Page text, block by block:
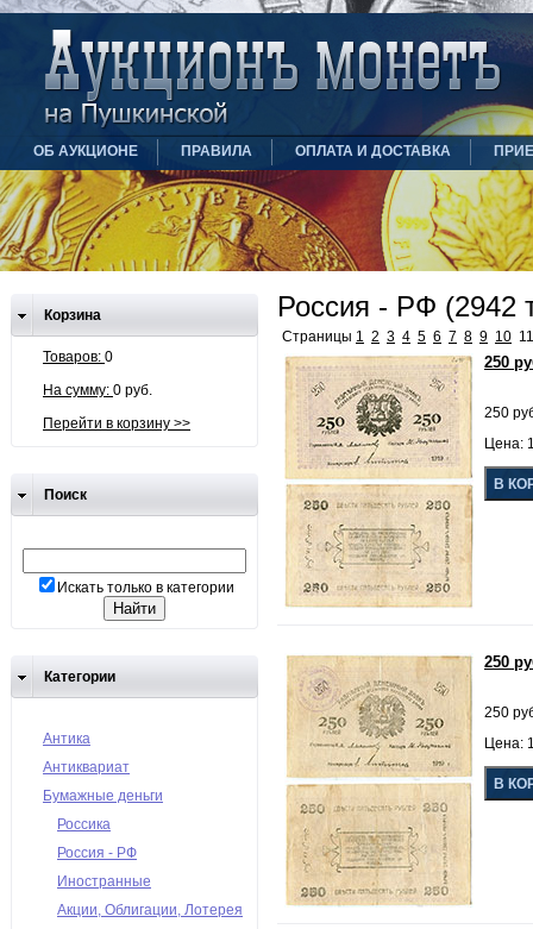
ОБ АУКЦИОНЕ ПРАВИЛА ОПЛАТА И ДОСТАВКА
Корзина
Товаров: 0
На сумму: 0 руб.
Перейти в корзину >>
Поиск
Искать только в категории
Категории
Антика
Антиквариат
Бумажные деньги
Россика
Россия - РФ
Иностранные
Акции, Облигации, Лотерея
Россия - РФ (2942
Страницы 1 2 3 4 5 6 7 8 9 10
250
250
Цена:
250
250
Цена: